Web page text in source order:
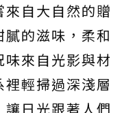
自大自然的贈
的滋味，柔和
來自光影與材
輕掃過深淺層
日光跟著人們